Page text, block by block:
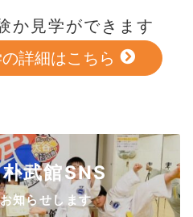
か見学ができます
詳細はこちら
武館SNS
知らせします